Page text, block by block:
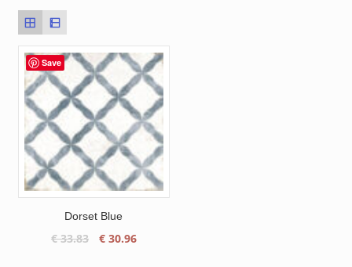
Save
Dorset Blue
€33.83
Oorspronkelijke
€30.96Huidige